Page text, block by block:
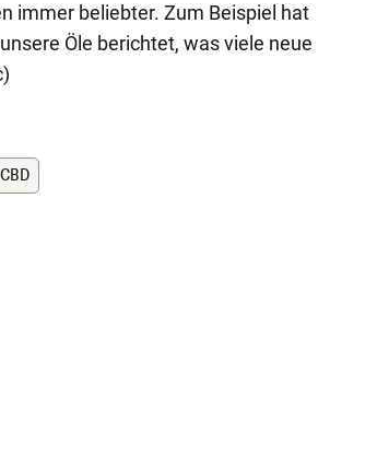
immer beliebter. Zum Beispiel hat
Öle berichtet, was viele neue